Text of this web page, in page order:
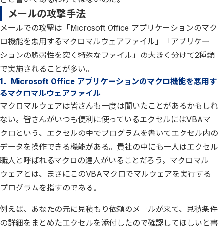
メールの攻撃手法
メールでの攻撃は「Microsoft Office アプリケーションのマク
ロ機能を悪用するマクロマルウェアファイル」「アプリケー
ションの脆弱性を突く特殊なファイル」の大きく分けて2種類
で実施されることが多い。
1．Microsoft Office アプリケーションのマクロ機能を悪用す
るマクロマルウェアファイル
マクロマルウェアは皆さんも一度は聞いたことがあるかもしれ
ない。皆さんがいつも便利に使っているエクセルにはVBAマ
クロという、エクセルの中でプログラムを書いてエクセル内の
データを操作できる機能がある。貴社の中にも一人はエクセル
職人と呼ばれるマクロの達人がいることだろう。マクロマル
ウェアとは、まさにこのVBAマクロでマルウェアを実行する
プログラムを指すのである。
例えば、あなたの元に見積もり依頼のメールが来て、見積条件
の詳細をまとめたエクセルを添付したので確認してほしいと書